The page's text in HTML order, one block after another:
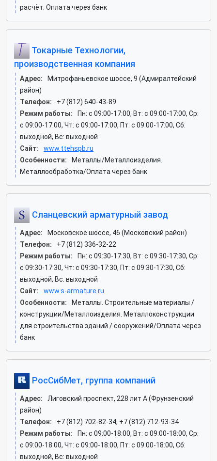
расчёт. Оплата через банк
Токарные Технологии,
производственная компания
Адрес:
Митрофаньевское шоссе, 9 (Адмиралтейский
район)
Телефон:
+7 (812) 640-43-89
Режим работы:
Пн: c 09:00-17:00, Вт: c 09:00-17:00, Ср:
c 09:00-17:00, Чт: c 09:00-17:00, Пт: c 09:00-17:00, Сб:
выходной, Вс: выходной
Сайт:
www.ttehspb.ru
Особенности:
Металлы/Металлоизделия.
Металлообработка/Оплата через банк
Сланцевский арматурный завод
Адрес:
Московское шоссе, 46 (Московский район)
Телефон:
+7 (812) 336-32-22
Режим работы:
Пн: c 09:30-17:30, Вт: c 09:30-17:30, Ср:
c 09:30-17:30, Чт: c 09:30-17:30, Пт: c 09:30-17:30, Сб:
выходной, Вс: выходной
Сайт:
www.s-armature.ru
Особенности:
Металлы. Строительные материалы /
конструкции/Металлоизделия. Металлоконструкции
для строительства зданий / сооружений/Оплата через
банк
РосСибМет, группа компаний
Адрес:
Лиговский проспект, 228 лит А (Фрунзенский
район)
Телефон:
+7 (812) 702-82-34, +7 (812) 712-93-34
Режим работы:
Пн: c 09:00-18:00, Вт: c 09:00-18:00, Ср:
c 09:00-18:00, Чт: c 09:00-18:00, Пт: c 09:00-18:00, Сб:
выходной, Вс: выходной